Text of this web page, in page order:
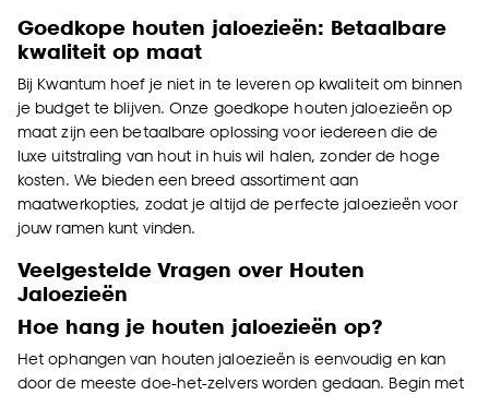
Goedkope houten jaloezieën: Betaalbare
kwaliteit op maat
Bij Kwantum hoef je niet in te leveren op kwaliteit om binnen
je budget te blijven. Onze goedkope houten jaloezieën op
maat zijn een betaalbare oplossing voor iedereen die de
luxe uitstraling van hout in huis wil halen, zonder de hoge
kosten. We bieden een breed assortiment aan
maatwerkopties, zodat je altijd de perfecte jaloezieën voor
jouw ramen kunt vinden.
Veelgestelde Vragen over Houten
Jaloezieën
Hoe hang je houten jaloezieën op?
Het ophangen van houten jaloezieën is eenvoudig en kan
door de meeste doe-het-zelvers worden gedaan. Begin met